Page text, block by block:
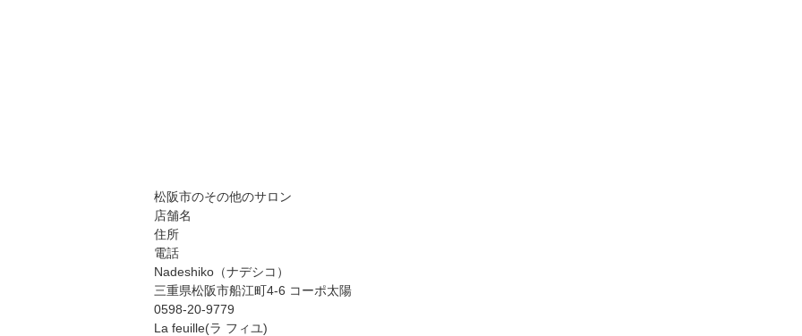
松阪市のその他のサロン
店舗名
住所
電話
Nadeshiko（ナデシコ）
三重県松阪市船江町4-6 コーポ太陽
0598-20-9779
La feuille(ラ フィユ)